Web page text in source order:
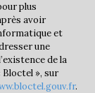
66,88 %
3,23 %
plus
avoir
et
une
de la
», sur
.